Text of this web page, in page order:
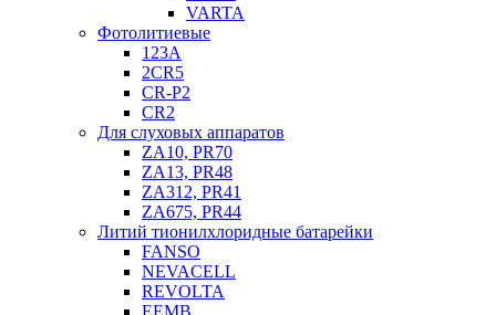
VARTA
Фотолитиевые
123A
2CR5
CR-P2
CR2
Для слуховых аппаратов
ZA10, PR70
ZA13, PR48
ZA312, PR41
ZA675, PR44
Литий тионилхлоридные батарейки
FANSO
NEVACELL
REVOLTA
EEMB